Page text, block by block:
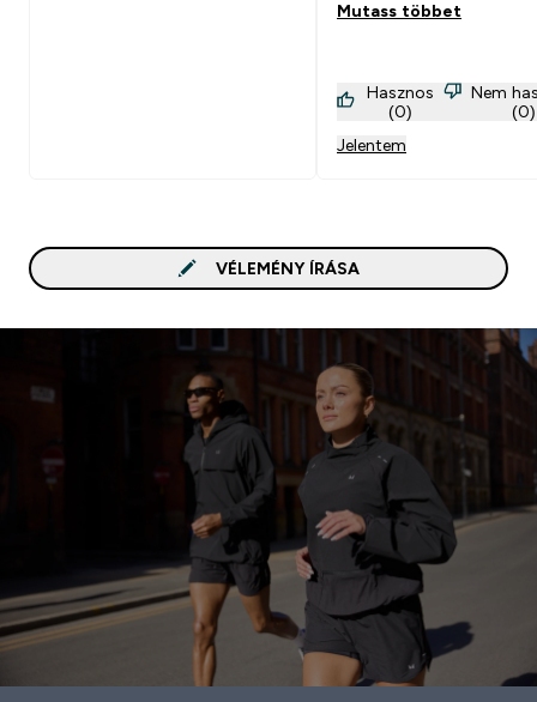
megkockáztatom az L-
Mutass többet
Hasznos
(0)
Nem
(0)
Jelentem
VÉLEMÉNY ÍRÁSA